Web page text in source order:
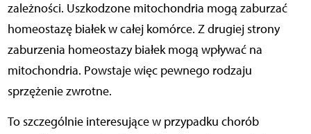
zależności. Uszkodzone mitochondria mogą zaburzać
homeostazę białek w całej komórce. Z drugiej strony
zaburzenia homeostazy białek mogą wpływać na
mitochondria. Powstaje więc pewnego rodzaju
sprzężenie zwrotne.
To szczególnie interesujące w przypadku chorób